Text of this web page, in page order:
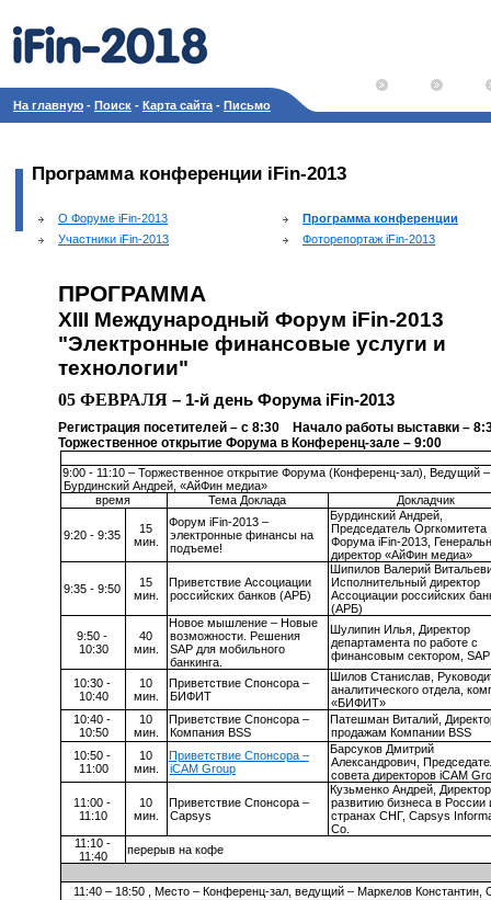
На главную - Поиск - Карта сайта - Письмо
Программа конференции iFin-2013
О Форуме iFin-2013
Программа конференции
Участники iFin-2013
Фоторепортаж iFin-2013
ПРОГРАММА
XIII Международный Форум iFin-2013
"Электронные финансовые услуги и
технологии"
05 ФЕВРАЛЯ – 1-й день Форума iFin-2013
Регистрация посетителей – с 8:30 Начало работы выставки –
Торжественное открытие Форума в Конференц-зале – 9:00
9:00 - 11:10 – Торжественное открытие Форума (Конференц-зал), Ведущий –
Бурдинский Андрей, «АйФин медиа»
время
Тема Доклада Докладчик
9:20 - 9:35
15
мин.
Форум iFin-2013 –
электронные финансы на
подъеме!
Бурдинский Андрей,
Председатель Оргкомитета
Форума iFin-2013,
директор «АйФин медиа»
9:35 - 9:50
15
мин.
Приветствие Ассоциации
российских банков (АРБ)
Шипилов Валерий
Исполнительный директор
Ассоциации российских
(АРБ)
9:50 -
10:30
40
мин.
Новое мышление – Новые
возможности. Решения
SAP для мобильного
банкинга.
Шулипин Илья, Директор
департамента по работе с
финансовым сектором,
10:30 -
10:40
10
мин.
Приветствие Спонсора –
БИФИТ
Шилов Станислав,
аналитического отдела,
«БИФИТ»
10:40 -
10:50
10
мин.
Приветствие Спонсора –
Компания BSS
Патешман Виталий,
продажам Компании BSS
10:50 -
1 1 :00
10
мин.
Приветствие Спонсора –
iCAM Group
Барсуков Дмитрий
Александрович,
совета директоров iCAM
1 1 :00 -
11:10
10
мин.
Приветствие Спонсора –
Capsys
Кузьменко Андрей,
развитию бизнеса в России
странах СНГ, Capsys
Co.
11:10 -
11:40
перерыв на кофе
11:40 – 18:50 , Место – Конференц-зал, ведущий – Маркелов Константин,